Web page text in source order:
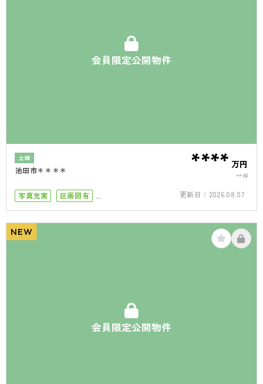
会員限定公開物件
土地
池田市＊＊＊＊ **** 万円
**坪
写真充実
区画図有
更新日： 2026.08.07
会員限定公開物件
NEW